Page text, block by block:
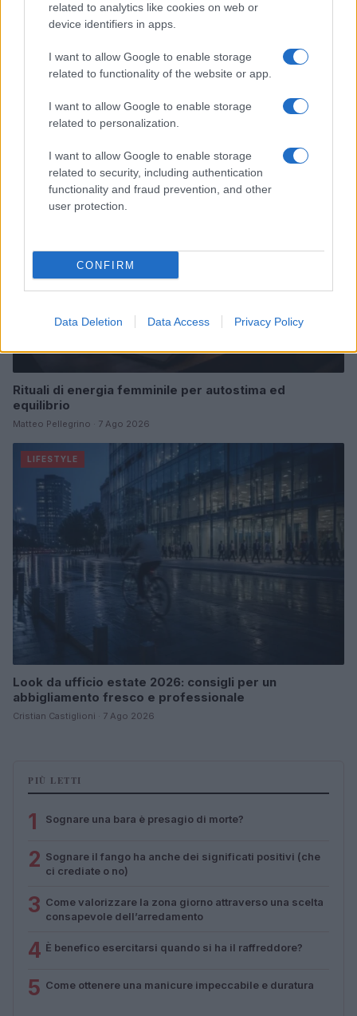
related to analytics like cookies on web or
device identifiers in apps.
I want to allow Google to enable storage
related to functionality of the website or app.
I want to allow Google to enable storage
related to personalization.
I want to allow Google to enable storage
related to security, including authentication
functionality and fraud prevention, and other
user protection.
CONFIRM
Data Deletion Data Access Privacy Policy
Mind-cooling in città: routine elegante da 10 minuti per
mente fresca senza rovinare il make-up
Beatrice Bonaventura · 7 Ago 2026
BENESSERE
Rituali di energia femminile per autostima ed
equilibrio
Matteo Pellegrino · 7 Ago 2026
LIFESTYLE
Look da ufficio estate 2026: consigli per un
abbigliamento fresco e professionale
Cristian Castiglioni · 7 Ago 2026
PIÙ LETTI
1 Sognare una bara è presagio di morte?
2 Sognare il fango ha anche dei significati positivi (che
ci crediate o no)
3 Come valorizzare la zona giorno attraverso una scelta
consapevole dell’arredamento
4 È benefico esercitarsi quando si ha il raffreddore?
5 Come ottenere una manicure impeccabile e duratura